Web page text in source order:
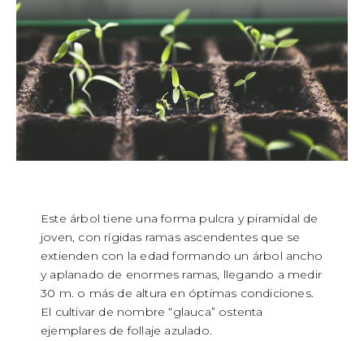
Este árbol tiene una forma pulcra y piramidal de
joven, con rígidas ramas ascendentes que se
extienden con la edad formando un árbol ancho
y aplanado de enormes ramas, llegando a medir
30 m. o más de altura en óptimas condiciones.
El cultivar de nombre “glauca” ostenta
ejemplares de follaje azulado.